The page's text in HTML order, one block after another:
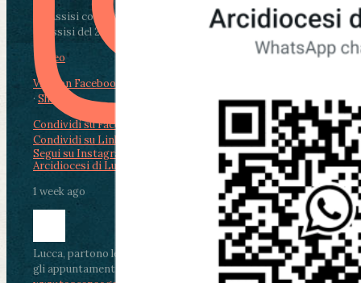
Da Assisi con i giovani per Celebrare il Perdono
di Assisi del 2 Ag...
Video
View on Facebook
· Share
Condividi su Facebook
Condividi su LinkedIn
Condividi via email
Arcidiocesi di Lucca
1 week ago
Lucca, partono le celebrazioni per don Aldo Mei:
gli appuntamenti dal 2 al 4 agosto
Segui su Instagram